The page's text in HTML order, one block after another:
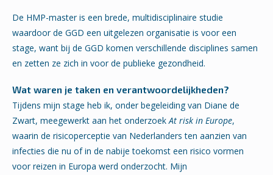
De HMP-master is een brede, multidisciplinaire studie
waardoor de GGD een uitgelezen organisatie is voor een
stage, want bij de GGD komen verschillende disciplines samen
en zetten ze zich in voor de publieke gezondheid.
Wat waren je taken en verantwoordelijkheden?
Tijdens mijn stage heb ik, onder begeleiding van Diane de
Zwart, meegewerkt aan het onderzoekAt risk in Europe,
waarin de risicoperceptie van Nederlanders ten aanzien van
infecties die nu of in de nabije toekomst een risico vormen
voor reizen in Europa werd onderzocht. Mijn